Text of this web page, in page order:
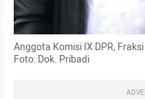
Anggota Komisi IX DPR,
Foto: Dok. Pribadi